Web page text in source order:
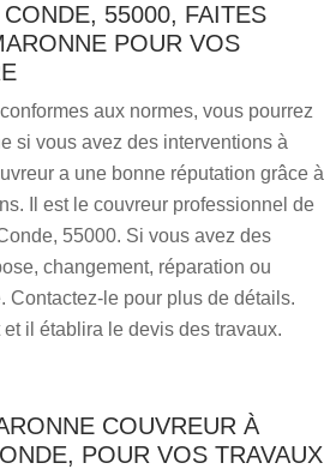
55000, FAITES
POUR VOS
aux normes, vous pourrez
si vous avez des interventions à
a une bonne réputation grâce à
Il est le couvreur professionnel de
55000. Si vous avez des
changement, réparation ou
Contactez-le pour plus de détails.
il établira le devis des travaux.
COUVREUR À
POUR VOS TRAVAUX